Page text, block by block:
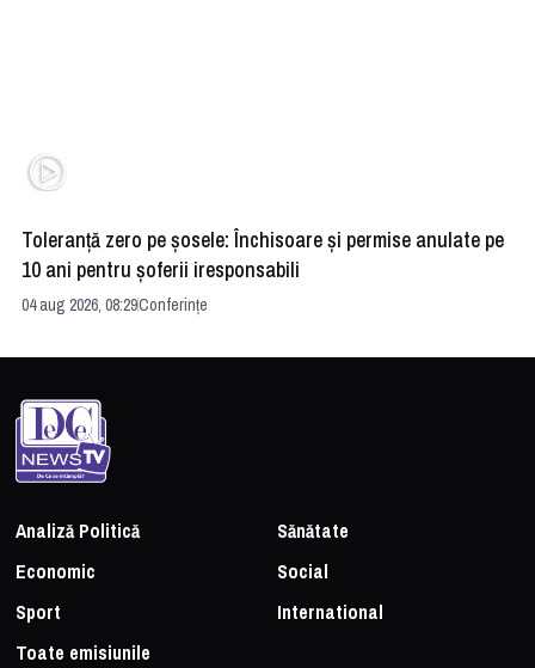
Toleranță zero pe șosele: Închisoare și permise anulate pe
10 ani pentru șoferii iresponsabili
04 aug 2026, 08:29Conferințe
Analiză Politică
Sănătate
Economic
Social
Sport
International
Toate emisiunile